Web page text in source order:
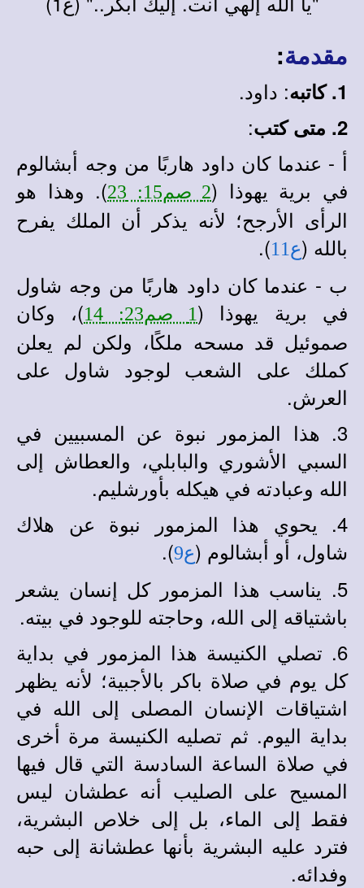
مقدمة:
1. كاتبه : داود.
2. متى كتب
:
أ - عندما كان داود هاربًا من وجه أبشالوم
في برية يهوذا (2 صم15: 23
). وهذا هو
الرأى الأرجح؛ لأنه يذكر أن الملك يفرح
بالله (ع11
).
ب - عندما كان داود هاربًا من وجه شاول
في برية يهوذا (1 صم23: 14
)، وكان
صموئيل قد مسحه ملكًا، ولكن لم يعلن
كملك على الشعب لوجود شاول على
العرش.
3. هذا المزمور نبوة عن المسبيين في
السبي الأشوري والبابلي، والعطاش إلى
الله وعبادته في هيكله بأورشليم.
4. يحوي هذا المزمور نبوة عن هلاك
شاول، أو أبشالوم (ع9 ).
5. يناسب هذا المزمور كل إنسان يشعر
باشتياقه إلى الله، وحاجته للوجود في بيته.
6. تصلي الكنيسة هذا المزمور في بداية
كل يوم في صلاة باكر بالأجبية؛ لأنه يظهر
اشتياقات الإنسان المصلى إلى الله في
بداية اليوم. ثم تصليه الكنيسة مرة أخرى
في صلاة الساعة السادسة التي قال فيها
المسيح على الصليب أنه عطشان ليس
فقط إلى الماء، بل إلى خلاص البشرية،
فترد عليه البشرية بأنها عطشانة إلى حبه
وفدائه.